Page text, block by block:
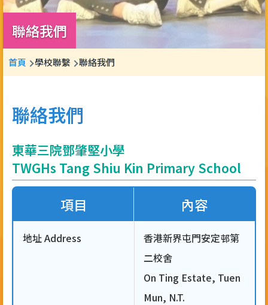
聯絡我們
導
航
結
首頁 學校聯繫 聯絡我們
聯絡我們
東華三院鄧肇堅小學
TWGHs Tang Shiu Kin Primary School
項目 內容
地址 Address
香港新界屯門安定邨第
二校舍
On Ting Estate, Tuen
Mun, N.T.